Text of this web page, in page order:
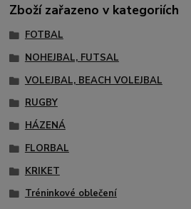
Zboží zařazeno v kategoriích
FOTBAL
NOHEJBAL, FUTSAL
VOLEJBAL, BEACH VOLEJBAL
RUGBY
HÁZENÁ
FLORBAL
KRIKET
Tréninkové oblečení